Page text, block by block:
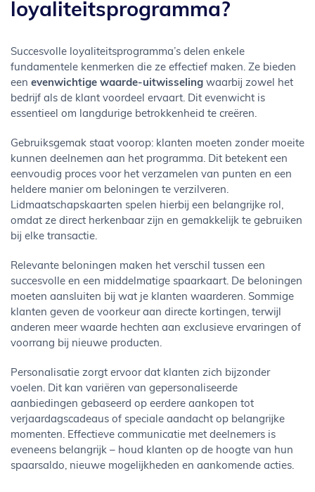
loyaliteitsprogramma?
Succesvolle loyaliteitsprogramma’s delen enkele
fundamentele kenmerken die ze effectief maken. Ze bieden
een evenwichtige waarde-uitwisseling waarbij zowel het
bedrijf als de klant voordeel ervaart. Dit evenwicht is
essentieel om langdurige betrokkenheid te creëren.
Gebruiksgemak staat voorop: klanten moeten zonder moeite
kunnen deelnemen aan het programma. Dit betekent een
eenvoudig proces voor het verzamelen van punten en een
heldere manier om beloningen te verzilveren.
Lidmaatschapskaarten spelen hierbij een belangrijke rol,
omdat ze direct herkenbaar zijn en gemakkelijk te gebruiken
bij elke transactie.
Relevante beloningen maken het verschil tussen een
succesvolle en een middelmatige spaarkaart. De beloningen
moeten aansluiten bij wat je klanten waarderen. Sommige
klanten geven de voorkeur aan directe kortingen, terwijl
anderen meer waarde hechten aan exclusieve ervaringen of
voorrang bij nieuwe producten.
Personalisatie zorgt ervoor dat klanten zich bijzonder
voelen. Dit kan variëren van gepersonaliseerde
aanbiedingen gebaseerd op eerdere aankopen tot
verjaardagscadeaus of speciale aandacht op belangrijke
momenten. Effectieve communicatie met deelnemers is
eveneens belangrijk – houd klanten op de hoogte van hun
spaarsaldo, nieuwe mogelijkheden en aankomende acties.